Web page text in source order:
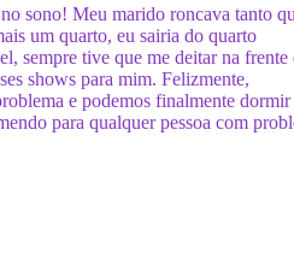
sono! Meu marido roncava tanto
um quarto, eu sairia do quarto
sempre tive que me deitar na frente
shows para mim. Felizmente,
e podemos finalmente dormir
para qualquer pessoa com